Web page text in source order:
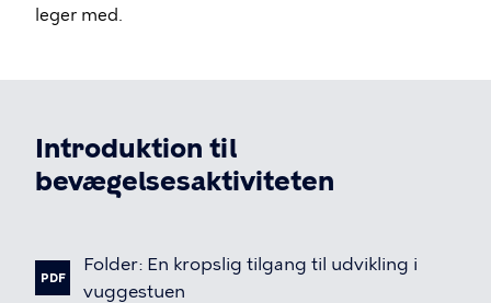
leger med.
Introduktion til
bevægelsesaktiviteten
Fil
PDF
Folder: En kropslig tilgang til udvikling i
vuggestuen